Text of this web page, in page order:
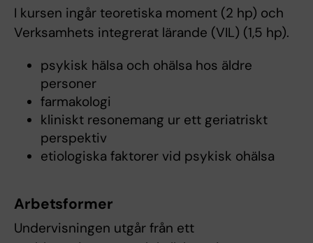
I kursen ingår teoretiska moment (2 hp) och
Verksamhets integrerat lärande (VIL) (1,5 hp).
psykisk hälsa och ohälsa hos äldre
personer
farmakologi
kliniskt resonemang ur ett geriatriskt
perspektiv
etiologiska faktorer vid psykisk ohälsa
Arbetsformer
Undervisningen utgår från ett